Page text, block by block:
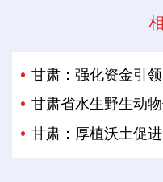
甘肃：强化资金引
甘肃省水生野生动
甘肃：厚植沃土促